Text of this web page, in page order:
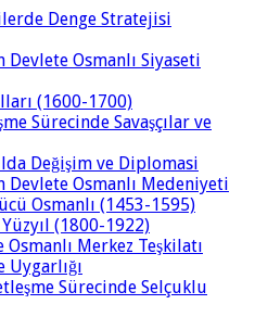
Denge Stratejisi
Osmanlı Siyaseti
(1600-1700)
Sürecinde Savaşçılar ve
Değişim ve Diplomasi
Devlete Osmanlı Medeniyeti
Osmanlı (1453-1595)
(1800-1922)
Merkez Teşkilatı
Uygarlığı
Sürecinde Selçuklu